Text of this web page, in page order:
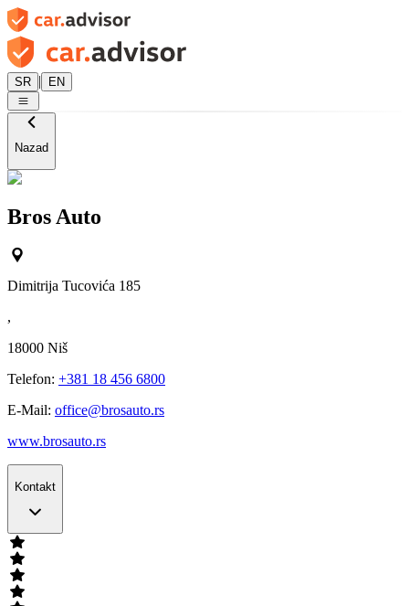
SR | EN
Nazad
Bros Auto
Dimitrija Tucovića 185
,
18000 Niš
Telefon: +381 18 456 6800
E-Mail: office@brosauto.rs
www.brosauto.rs
Kontakt